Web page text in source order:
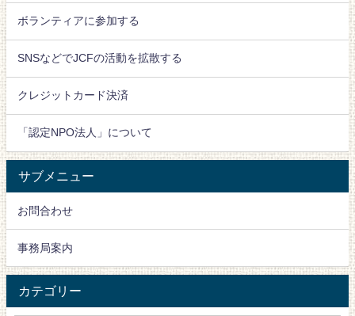
ボランティアに参加する
SNSなどでJCFの活動を拡散する
クレジットカード決済
「認定NPO法人」について
サブメニュー
お問合わせ
事務局案内
カテゴリー